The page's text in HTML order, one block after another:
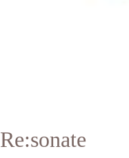
Re:sonate